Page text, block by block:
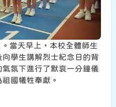
當天早上，本校全體師生
學生講解烈士紀念日的背
氛下進行了默哀一分鐘儀
國犧牲奉獻。